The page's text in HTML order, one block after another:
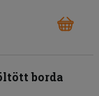
borda